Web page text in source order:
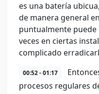
es una batería
de manera general
puntualmente
veces en ciertas
complicado
00:52 - 01:17
procesos regulares